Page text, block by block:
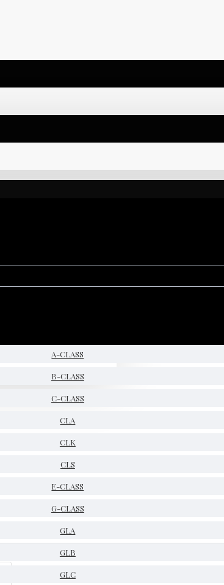
A-CLASS
B-CLASS
C-CLASS
CLA
CLK
CLS
E-CLASS
G-CLASS
GLA
GLB
GLC